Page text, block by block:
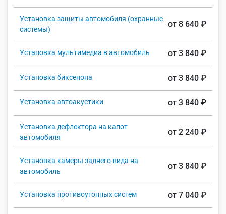
Установка защиты автомобиля (охранные
системы)
от 8 640 ₽
Установка мультимедиа в автомобиль от 3 840 ₽
Установка биксенона от 3 840 ₽
Установка автоакустики от 3 840 ₽
Установка дефлектора на капот
автомобиля
от 2 240 ₽
Установка камеры заднего вида на
автомобиль
от 3 840 ₽
Установка противоугонных систем от 7 040 ₽